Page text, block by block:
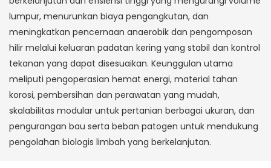
lumpur, menurunkan biaya pengangkutan, dan
meningkatkan pencernaan anaerobik dan pengomposan
hilir melalui keluaran padatan kering yang stabil dan kontrol
tekanan yang dapat disesuaikan. Keunggulan utama
meliputi pengoperasian hemat energi, material tahan
korosi, pembersihan dan perawatan yang mudah,
skalabilitas modular untuk pertanian berbagai ukuran, dan
pengurangan bau serta beban patogen untuk mendukung
pengolahan biologis limbah yang berkelanjutan.